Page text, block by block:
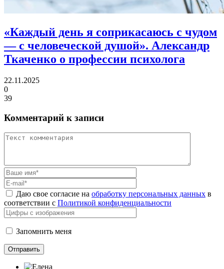
«Каждый день я соприкасаюсь с чудом
― с человеческой душой». Александр
Ткаченко о профессии психолога
22.11.2025
0
39
Комментарий к записи
Даю свое согласие на обработку персональных данных в
соответствии с Политикой конфиденциальности
Запомнить меня